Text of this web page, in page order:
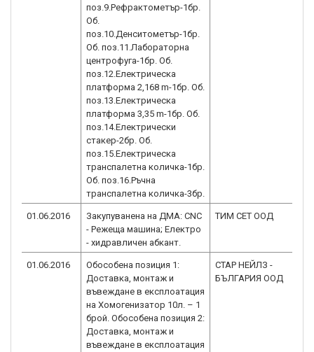
поз.9.Рефрактометър-1бр.
Об.
поз.10.Денситометър-1бр.
Об. поз.11.Лабораторна
центрофуга-1бр. Об.
поз.12.Електрическа
платформа 2,168 m-1бр. Об.
поз.13.Електрическа
платформа 3,35 m-1бр. Об.
поз.14.Електрически
стакер-2бр. Об.
поз.15.Електрическа
транспалетна количка-1бр.
Об. поз.16.Ръчна
транспалетна количка-3бр.
01.06.2016
Закупуванена на ДМА: CNC
- Режеща машина; Електро
- хидравличен абкант.
ТИМ СЕТ ООД
01.06.2016
Обособена позиция 1:
Доставка, монтаж и
въвеждане в експлоатация
на Хомогенизатор 10л. – 1
брой. Обособена позиция 2:
Доставка, монтаж и
въвеждане в експлоатация
СТАР НЕЙЛЗ -
БЪЛГАРИЯ ООД